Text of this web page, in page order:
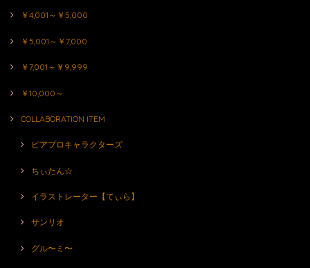
￥4,001～￥5,000
￥5,001～￥7,000
￥7,001～￥9,999
￥10,000～
COLLABORATION ITEM
ピアプロキャラクターズ
ちぃたん☆
イラストレーター【てぃら】
サンリオ
グル〜ミ〜